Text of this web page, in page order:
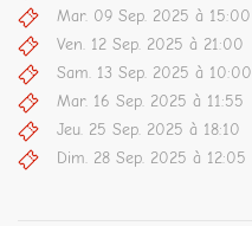
Mar. 09 Sep. 2025 à 15:00
Ven. 12 Sep. 2025 à 21:00
Sam. 13 Sep. 2025 à 10:00
Mar. 16 Sep. 2025 à 11:55
Jeu. 25 Sep. 2025 à 18:10
Dim. 28 Sep. 2025 à 12:05